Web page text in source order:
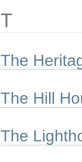
T
The
The Hill
The